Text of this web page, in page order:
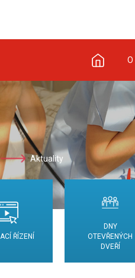
O
Aktuality
ŘÍZENÍ
DNY
OTEVŘENÝCH
DVEŘÍ